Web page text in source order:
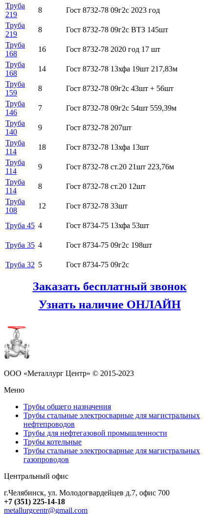
Труба
219
8
Гост 8732-78 09г2с 2023 год
Труба
219
8
Гост 8732-78 09г2с ВТЗ 145шт
Труба
168
16
Гост 8732-78 2020 год 17 шт
Труба
168
14
Гост 8732-78 13хфа 19шт 217,83м
Труба
159
8
Гост 8732-78 09г2с 43шт + 56шт
Труба
146
7
Гост 8732-78 09г2с 54шт 559,39м
Труба
140
9
Гост 8732-78 207шт
Труба
114
18
Гост 8732-78 13хфа 13шт
Труба
114
9
Гост 8732-78 ст.20 21шт 223,76м
Труба
114
8
Гост 8732-78 ст.20 12шт
Труба
108
12 Гост 8732-78 33шт
Труба 45 4 Гост 8734-75 13хфа 53шт
Труба 35 4 Гост 8734-75 09г2с 198шт
Труба 32 5 Гост 8734-75 09г2с
Заказать бесплатный звонок
Узнать наличие ОНЛАЙН
ООО «Металлург Центр» © 2015-2023
Меню
Трубы общего назначения
Трубы стальные электросварные для магистральных
нефтепроводов
Трубы для нефтегазовой промышленности
Трубы котельные
Трубы стальные электросварные для магистральных
газопроводов
Центральный офис
г.Челябинск, ул. Молодогвардейцев д.7, офис 700
+7 (351) 225-14-18
metallurgcentr@gmail.com